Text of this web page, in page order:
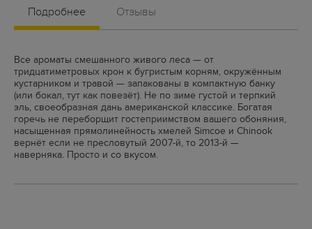
Подробнее Отзывы
Все ароматы смешанного живого леса — от
тридцатиметровых крон к бугристым корням, окружённым
кустарником и травой — запакованы в компактную банку
(или бокал, тут как повезёт). Не по зиме густой и терпкий
эль, своеобразная дань американской классике. Богатая
горечь не переборщит гостеприимством вашего обоняния,
насыщенная прямолинейность хмелей Simcoe и Chinook
вернёт если не пресловутый 2007-й, то 2013-й —
наверняка. Просто и со вкусом.